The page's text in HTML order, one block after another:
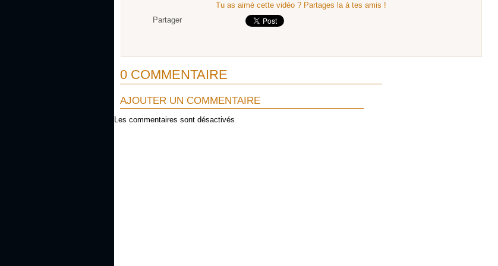
Tu as aimé cette vidéo ? Partages la à tes amis !
Partager
0 COMMENTAIRE
AJOUTER UN COMMENTAIRE
Les commentaires sont désactivés